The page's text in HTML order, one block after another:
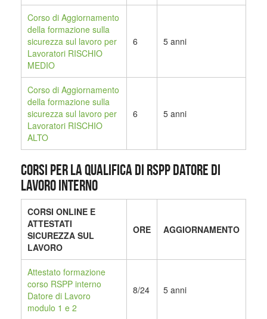
Corso di Aggiornamento
della formazione sulla
sicurezza sul lavoro per
Lavoratori RISCHIO
MEDIO
6 5 anni
Corso di Aggiornamento
della formazione sulla
sicurezza sul lavoro per
Lavoratori RISCHIO
ALTO
6 5 anni
CORSI PER LA QUALIFICA DI RSPP DATORE DI
LAVORO INTERNO
CORSI ONLINE E
ATTESTATI
SICUREZZA SUL
LAVORO
ORE AGGIORNAMENTO
Attestato formazione
corso RSPP interno
Datore di Lavoro
modulo 1 e 2
8/24 5 anni